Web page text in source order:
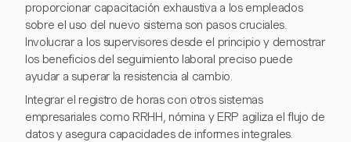
proporcionar capacitación exhaustiva a los empleados
sobre el uso del nuevo sistema son pasos cruciales.
Involucrar a los supervisores desde el principio y demostrar
los beneficios del seguimiento laboral preciso puede
ayudar a superar la resistencia al cambio.
Integrar el registro de horas con otros sistemas
empresariales como RRHH, nómina y ERP agiliza el flujo de
datos y asegura capacidades de informes integrales.